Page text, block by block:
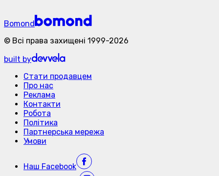
Bomond
© Всі права захищені 1999-2026
built by
Стати продавцем
Про нас
Реклама
Контакти
Робота
Політика
Партнерська мережа
Умови
Наш Facebook